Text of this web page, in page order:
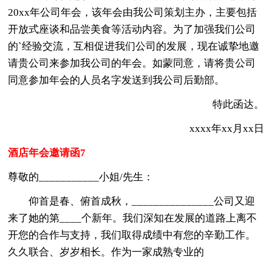
20xx年公司年会，该年会由我公司策划主办，主要包括
开放式座谈和品尝美食等活动内容。为了加强我们公司
的`经验交流，互相促进我们公司的发展，现在诚挚地邀
请贵公司来参加我公司的年会。如蒙同意，请将贵公司
同意参加年会的人员名字发送到我公司后勤部。
特此函达。
xxxx年xx月xx日
酒店年会邀请函7
尊敬的___________小姐/先生：
仰首是春、俯首成秋，_______________公司又迎
来了她的第____个新年。我们深知在发展的道路上离不
开您的合作与支持，我们取得成绩中有您的辛勤工作。
久久联合、岁岁相长。作为一家成熟专业的